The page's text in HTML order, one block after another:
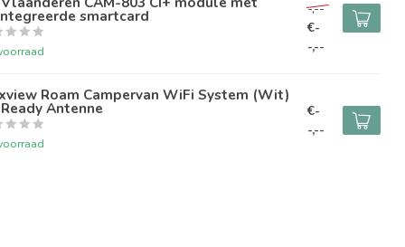
smartcard
-,--
€-
-,--
Roam Campervan WiFi System (Wit)
Antenne
€-
-,--